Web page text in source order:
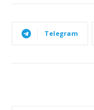
Telegram